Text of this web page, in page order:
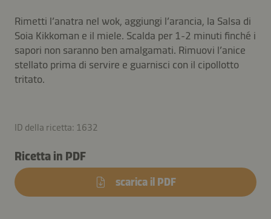
Rimetti l’anatra nel wok, aggiungi l’arancia, la Salsa di
Soia Kikkoman e il miele. Scalda per 1-2 minuti finché i
sapori non saranno ben amalgamati. Rimuovi l’anice
stellato prima di servire e guarnisci con il cipollotto
tritato.
ID della ricetta: 1632
Ricetta in PDF
scarica il PDF